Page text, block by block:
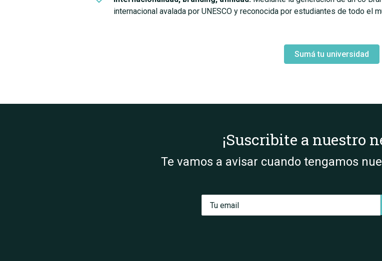
internacional avalada por UNESCO y reconocida por estudiantes de todo el
Sumá tu universidad
¡Suscribite a nuestro
Te vamos a avisar cuando tengamos